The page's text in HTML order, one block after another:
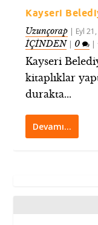
Kayseri
Uzunçorap | Eyl
İÇİNDEN| 0 |
Kayseri
kitaplıklar
durakta...
Devamı…